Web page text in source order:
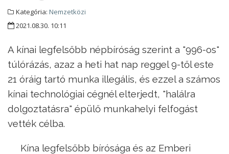
Kategória: Nemzetközi
2021.08.30. 10:11
A kínai legfelsőbb népbíróság szerint a "996-os"
túlórázás, azaz a heti hat nap reggel 9-től este
21 óráig tartó munka illegális, és ezzel a számos
kínai technológiai cégnél elterjedt, "halálra
dolgoztatásra" épülő munkahelyi felfogást
vették célba.
Kína legfelsőbb bírósága és az Emberi